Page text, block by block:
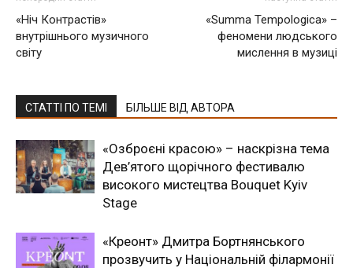
«Ніч Контрастів»
внутрішнього музичного
світу
«Summa Tempologica» –
феномени людського
мислення в музиці
СТАТТІ ПО ТЕМІ БІЛЬШЕ ВІД АВТОРА
«Озброєні красою» – наскрізна тема
Дев’ятого щорічного фестивалю
високого мистецтва Bouquet Kyiv
Stage
«Креонт» Дмитра Бортнянського
прозвучить у Національній філармонії